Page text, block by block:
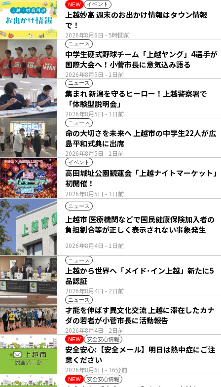
NEW イベント
2026年8月6日 - 5時間前
上越妙高 週末のお出かけ情報はタウン情報
で！
ニュース
2026年8月5日 - 1日前
中学生硬式野球チーム「上越ヤング」4選手が
国際大会へ！小菅市長に意気込み語る
ニュース
2026年8月5日 - 1日前
集まれ 新潟を守るヒーロー！上越警察署で
「体験型説明会」
ニュース
2026年8月5日 - 1日前
命の大切さを未来へ 上越市の中学生22人が広
島平和式典に出席
イベント
2026年8月5日 - 1日前
高田城址公園観蓮会「上越ナイトマーケット」
初開催！
ニュース
2026年8月4日 - 1日前
上越市 医療機関などで国民健康保険加入者の
負担割合等が正しく表示されない事象発生
ニュース
2026年8月4日 - 2日前
上越から世界へ「メイド･イン上越」新たに5
品認証
ニュース
2026年8月4日 - 2日前
才能を伸ばす異文化交流 上越に滞在したカナ
ダの若者が小菅市長に活動報告
NEW 安全安心情報
2026年8月6日 - 16分前
安全安心:【安全メール】明日は熱中症にご注
意ください
NEW 安全安心情報